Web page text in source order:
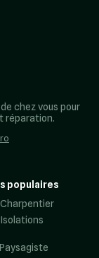
chez vous pour
réparation.
populaires